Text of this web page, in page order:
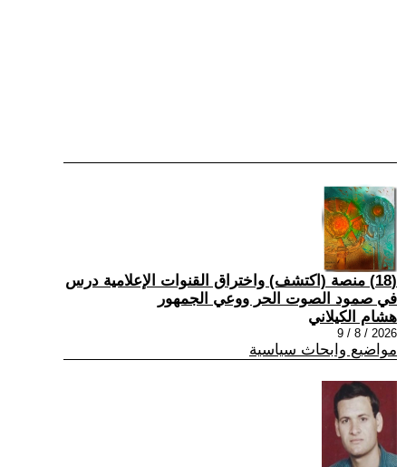
(18) منصة (اكتشف) واختراق القنوات الإعلامية درس
في صمود الصوت الحر ووعي الجمهور
هشام الكيلاني
2026 / 8 / 9
مواضيع وابحاث سياسية